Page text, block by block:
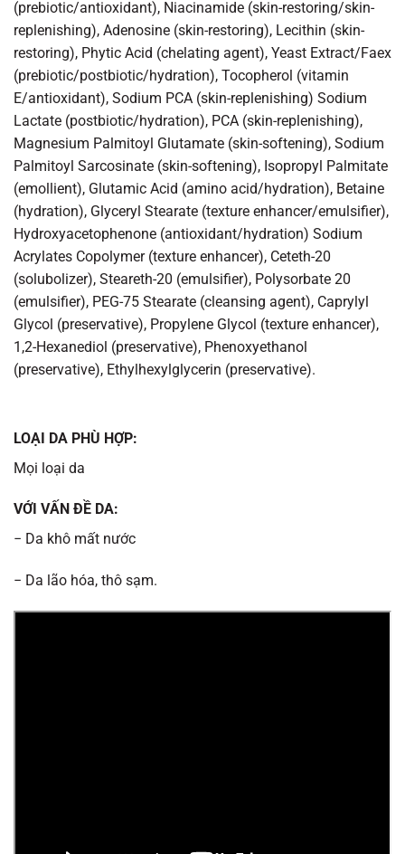
(prebiotic/antioxidant), Niacinamide (skin-restoring/skin-
replenishing), Adenosine (skin-restoring), Lecithin (skin-
restoring), Phytic Acid (chelating agent), Yeast Extract/Faex
(prebiotic/postbiotic/hydration), Tocopherol (vitamin
E/antioxidant), Sodium PCA (skin-replenishing) Sodium
Lactate (postbiotic/hydration), PCA (skin-replenishing),
Magnesium Palmitoyl Glutamate (skin-softening), Sodium
Palmitoyl Sarcosinate (skin-softening), Isopropyl Palmitate
(emollient), Glutamic Acid (amino acid/hydration), Betaine
(hydration), Glyceryl Stearate (texture enhancer/emulsifier),
Hydroxyacetophenone (antioxidant/hydration) Sodium
Acrylates Copolymer (texture enhancer), Ceteth-20
(solubolizer), Steareth-20 (emulsifier), Polysorbate 20
(emulsifier), PEG-75 Stearate (cleansing agent), Caprylyl
Glycol (preservative), Propylene Glycol (texture enhancer),
1,2-Hexanediol (preservative), Phenoxyethanol
(preservative), Ethylhexylglycerin (preservative).
LOẠI DA PHÙ HỢP:
Mọi loại da
VỚI VẤN ĐỀ DA:
− Da khô mất nước
− Da lão hóa, thô sạm.